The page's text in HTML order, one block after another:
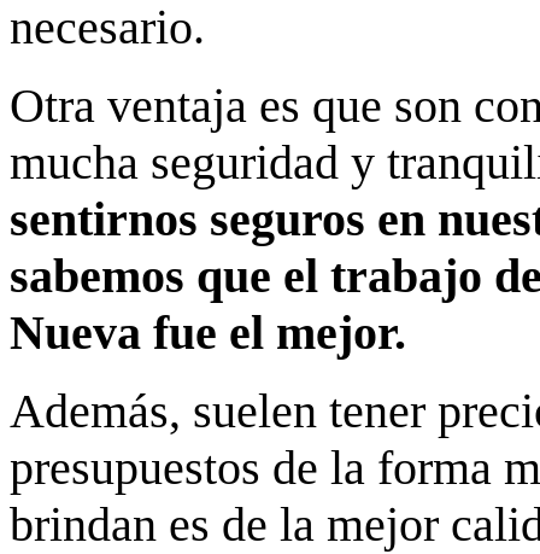
necesario.
Otra ventaja es que son
mucha seguridad y
sentirnos seguros en
sabemos que el trabajo
Nueva fue el mejor.
Además, suelen tener
presupuestos de la forma
brindan es de la mejor